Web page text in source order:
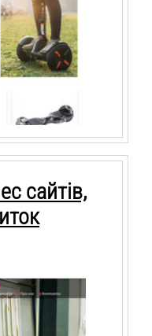
сайтів,